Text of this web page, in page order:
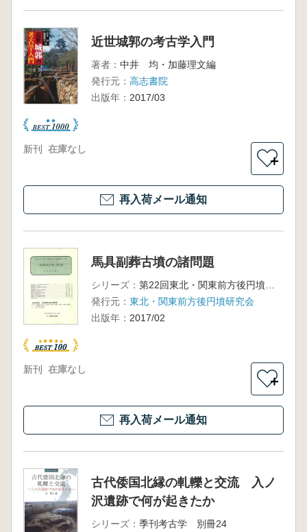
近世城郭の考古学入門
著者： 中井 均・加藤理文編
発行元： 高志書院
出版年： 2017/03
新刊 在庫なし
＋
再入荷メール通知
馬具副葬古墳の諸問題
シリーズ：
第22回東北・関東前方後円墳研究会大会
発行元： 東北・関東前方後円墳研究会
出版年： 2017/02
新刊 在庫なし
＋
再入荷メール通知
古代倭国北縁の軋轢と交流 入ノ
沢遺跡で何が起きたか
シリーズ： 季刊考古学 別冊24